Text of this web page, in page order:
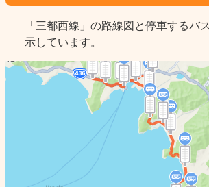
「三都西線」の路線図と停車するバ
示しています。